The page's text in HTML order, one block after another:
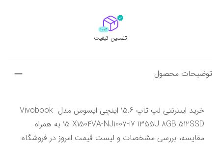
تضمین کیفیت
توضیحات محصول
خرید اینترنتی لپ تاپ 15.6 اینچی ایسوس مدل Vivobook